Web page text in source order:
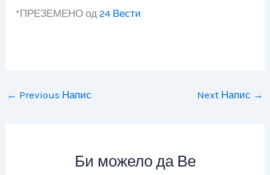
*ПРЕЗЕМЕНО од24 Вести
← Previous Напис Next Напис →
Би можело да Ве